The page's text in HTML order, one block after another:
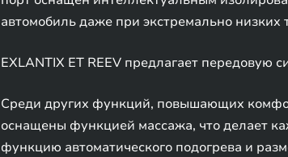
автомобиль даже при экстремально низких
EXLANTIX ET REEV предлагает
Среди других функций, повышающих
оснащены функцией массажа, что делает
функцию автоматического подогрева и